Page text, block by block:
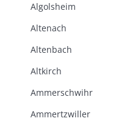
Algolsheim
Altenach
Altenbach
Altkirch
Ammerschwihr
Ammertzwiller